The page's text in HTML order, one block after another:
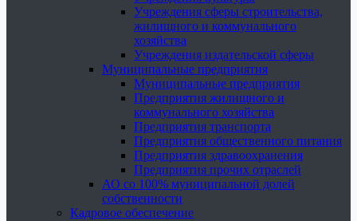
Учреждения сферы строительства,
жилищного и коммунального
хозяйства
Учреждения издательской сферы
Муниципальные предприятия
Муниципальные предприятия
Предприятия жилищного и
коммунального хозяйства
Предприятия транспорта
Предприятия общественного питания
Предприятия здравоохранения
Предприятия прочих отраслей
АО со 100% муниципальной долей
собственности
Кадровое обеспечение